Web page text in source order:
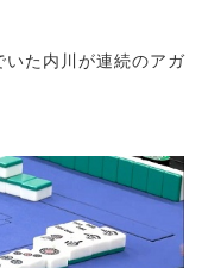
た内川が連続のアガ